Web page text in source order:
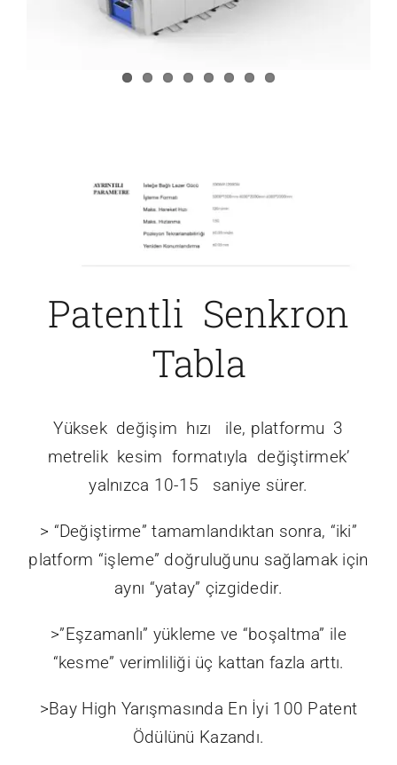
Patentli Senkron
Tabla
Yüksek değişim hızı ile, platformu 3
metrelik kesim formatıyla değiştirmek’
yalnızca 10-15 saniye sürer.
> “Değiştirme” tamamlandıktan sonra, “iki”
platform “işleme” doğruluğunu sağlamak için
aynı “yatay” çizgidedir.
>”Eşzamanlı” yükleme ve “boşaltma” ile
“kesme” verimliliği üç kattan fazla arttı.
>Bay High Yarışmasında En İyi 100 Patent
Ödülünü Kazandı.